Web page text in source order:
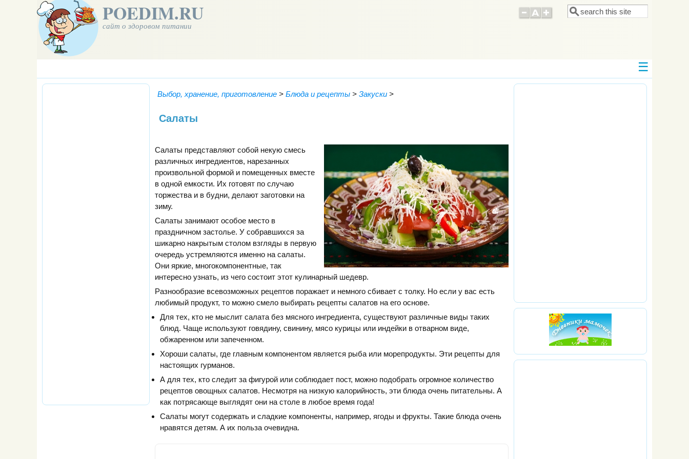
POEDIM.RU
сайт о здоровом питании
Форма поиска
Поиск
Выбор, хранение, приготовление > Блюда и рецепты > Закуски >
Салаты
Салаты представляют собой некую смесь
различных ингредиентов, нарезанных
произвольной формой и помещенных вместе
в одной емкости. Их готовят по случаю
торжества и в будни, делают заготовки на
зиму.
Салаты занимают особое место в
праздничном застолье. У собравшихся за
шикарно накрытым столом взгляды в первую
очередь устремляются именно на салаты.
Они яркие, многокомпонентные, так
интересно узнать, из чего состоит этот кулинарный шедевр.
Разнообразие всевозможных рецептов поражает и немного сбивает с толку. Но если у вас есть
любимый продукт, то можно смело выбирать рецепты салатов на его основе.
Для тех, кто не мыслит салата без мясного ингредиента, существуют различные виды таких
блюд. Чаще используют говядину, свинину, мясо курицы или индейки в отварном виде,
обжаренном или запеченном.
Хороши салаты, где главным компонентом является рыба или морепродукты. Эти рецепты для
настоящих гурманов.
А для тех, кто следит за фигурой или соблюдает пост, можно подобрать огромное количество
рецептов овощных салатов. Несмотря на низкую калорийность, эти блюда очень питательны. А
как потрясающе выглядят они на столе в любое время года!
Салаты могут содержать и сладкие компоненты, например, ягоды и фрукты. Такие блюда очень
нравятся детям. А их польза очевидна.